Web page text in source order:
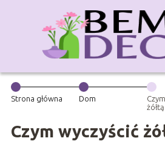
Strona główna Dom
Czym wyczyścić